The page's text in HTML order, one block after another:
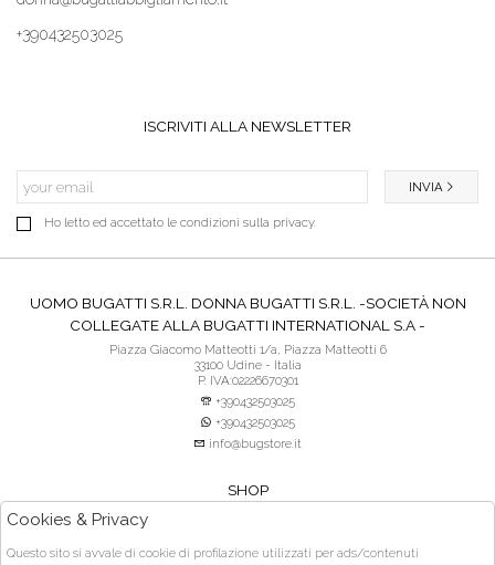
+390432503025
ISCRIVITI ALLA NEWSLETTER
Ho letto ed accettato le condizioni sulla privacy.
INVIA
UOMO BUGATTI S.R.L. DONNA BUGATTI S.R.L. -SOCIETÀ NON
COLLEGATE ALLA BUGATTI INTERNATIONAL S.A -
Piazza Giacomo Matteotti 1/a, Piazza Matteotti 6
33100 Udine - Italia
P. IVA:02226670301
+390432503025
+390432503025
info@bugstore.it
SHOP
ACQUISTO SICURO
Cookies & Privacy
Questo sito si avvale di cookie di profilazione utilizzati per ads/contenuti